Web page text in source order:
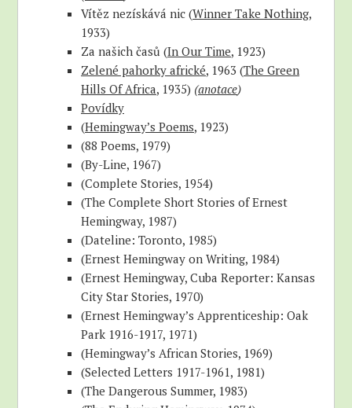
Vítěz nezískává nic (Winner Take Nothing,
1933)
Za našich časů (In Our Time, 1923)
Zelené pahorky africké, 1963 (The Green
Hills Of Africa, 1935) (anotace)
Povídky
(Hemingway’s Poems, 1923)
(88 Poems, 1979)
(By-Line, 1967)
(Complete Stories, 1954)
(The Complete Short Stories of Ernest
Hemingway, 1987)
(Dateline: Toronto, 1985)
(Ernest Hemingway on Writing, 1984)
(Ernest Hemingway, Cuba Reporter: Kansas
City Star Stories, 1970)
(Ernest Hemingway’s Apprenticeship: Oak
Park 1916-1917, 1971)
(Hemingway’s African Stories, 1969)
(Selected Letters 1917-1961, 1981)
(The Dangerous Summer, 1983)